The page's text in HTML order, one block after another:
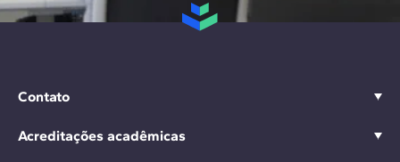
Contato
Acreditações acadêmicas